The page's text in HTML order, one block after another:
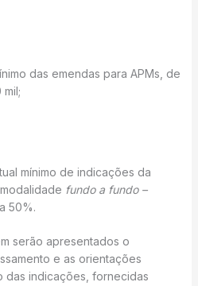
das emendas para APMs, de
mínimo de indicações da
fundo a fundo –
50%.
serão apresentados o
e as orientações
das indicações, fornecidas